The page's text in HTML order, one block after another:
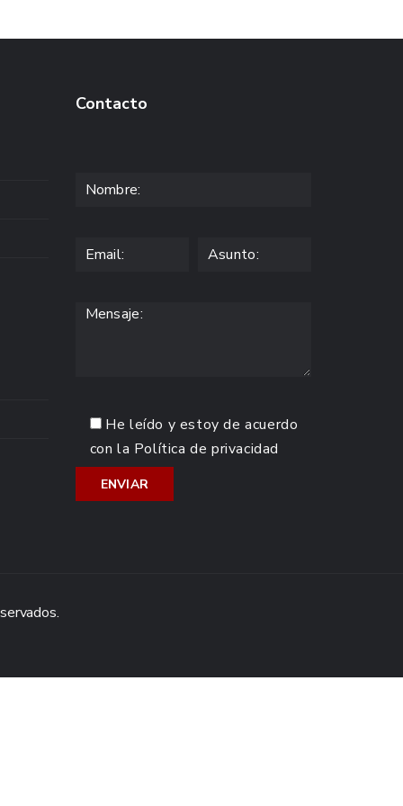
Contacto
He leído y estoy de acuerdo
con la Política de privacidad